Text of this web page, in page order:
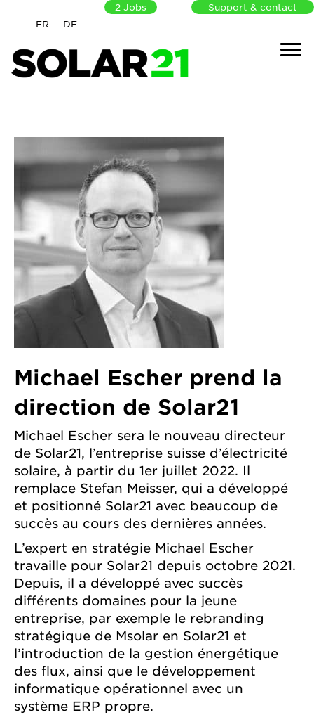
FR DE
2Jobs Support & contact
Michael Escher prend la
direction de Solar21
Michael Escher sera le nouveau directeur
de Solar21, l’entreprise suisse d’électricité
solaire, à partir du 1er juillet 2022. Il
remplace Stefan Meisser, qui a développé
et positionné Solar21 avec beaucoup de
succès au cours des dernières années.
L’expert en stratégie Michael Escher
travaille pour Solar21 depuis octobre 2021.
Depuis, il a développé avec succès
différents domaines pour la jeune
entreprise, par exemple le rebranding
stratégique de Msolar en Solar21 et
l’introduction de la gestion énergétique
des flux, ainsi que le développement
informatique opérationnel avec un
système ERP propre.